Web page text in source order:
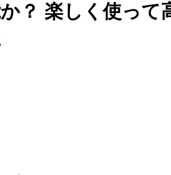
？ 楽しく使って